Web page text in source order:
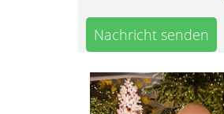
Nachricht senden